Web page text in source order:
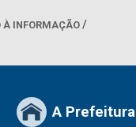
À INFORMAÇÃO
A Prefeitura